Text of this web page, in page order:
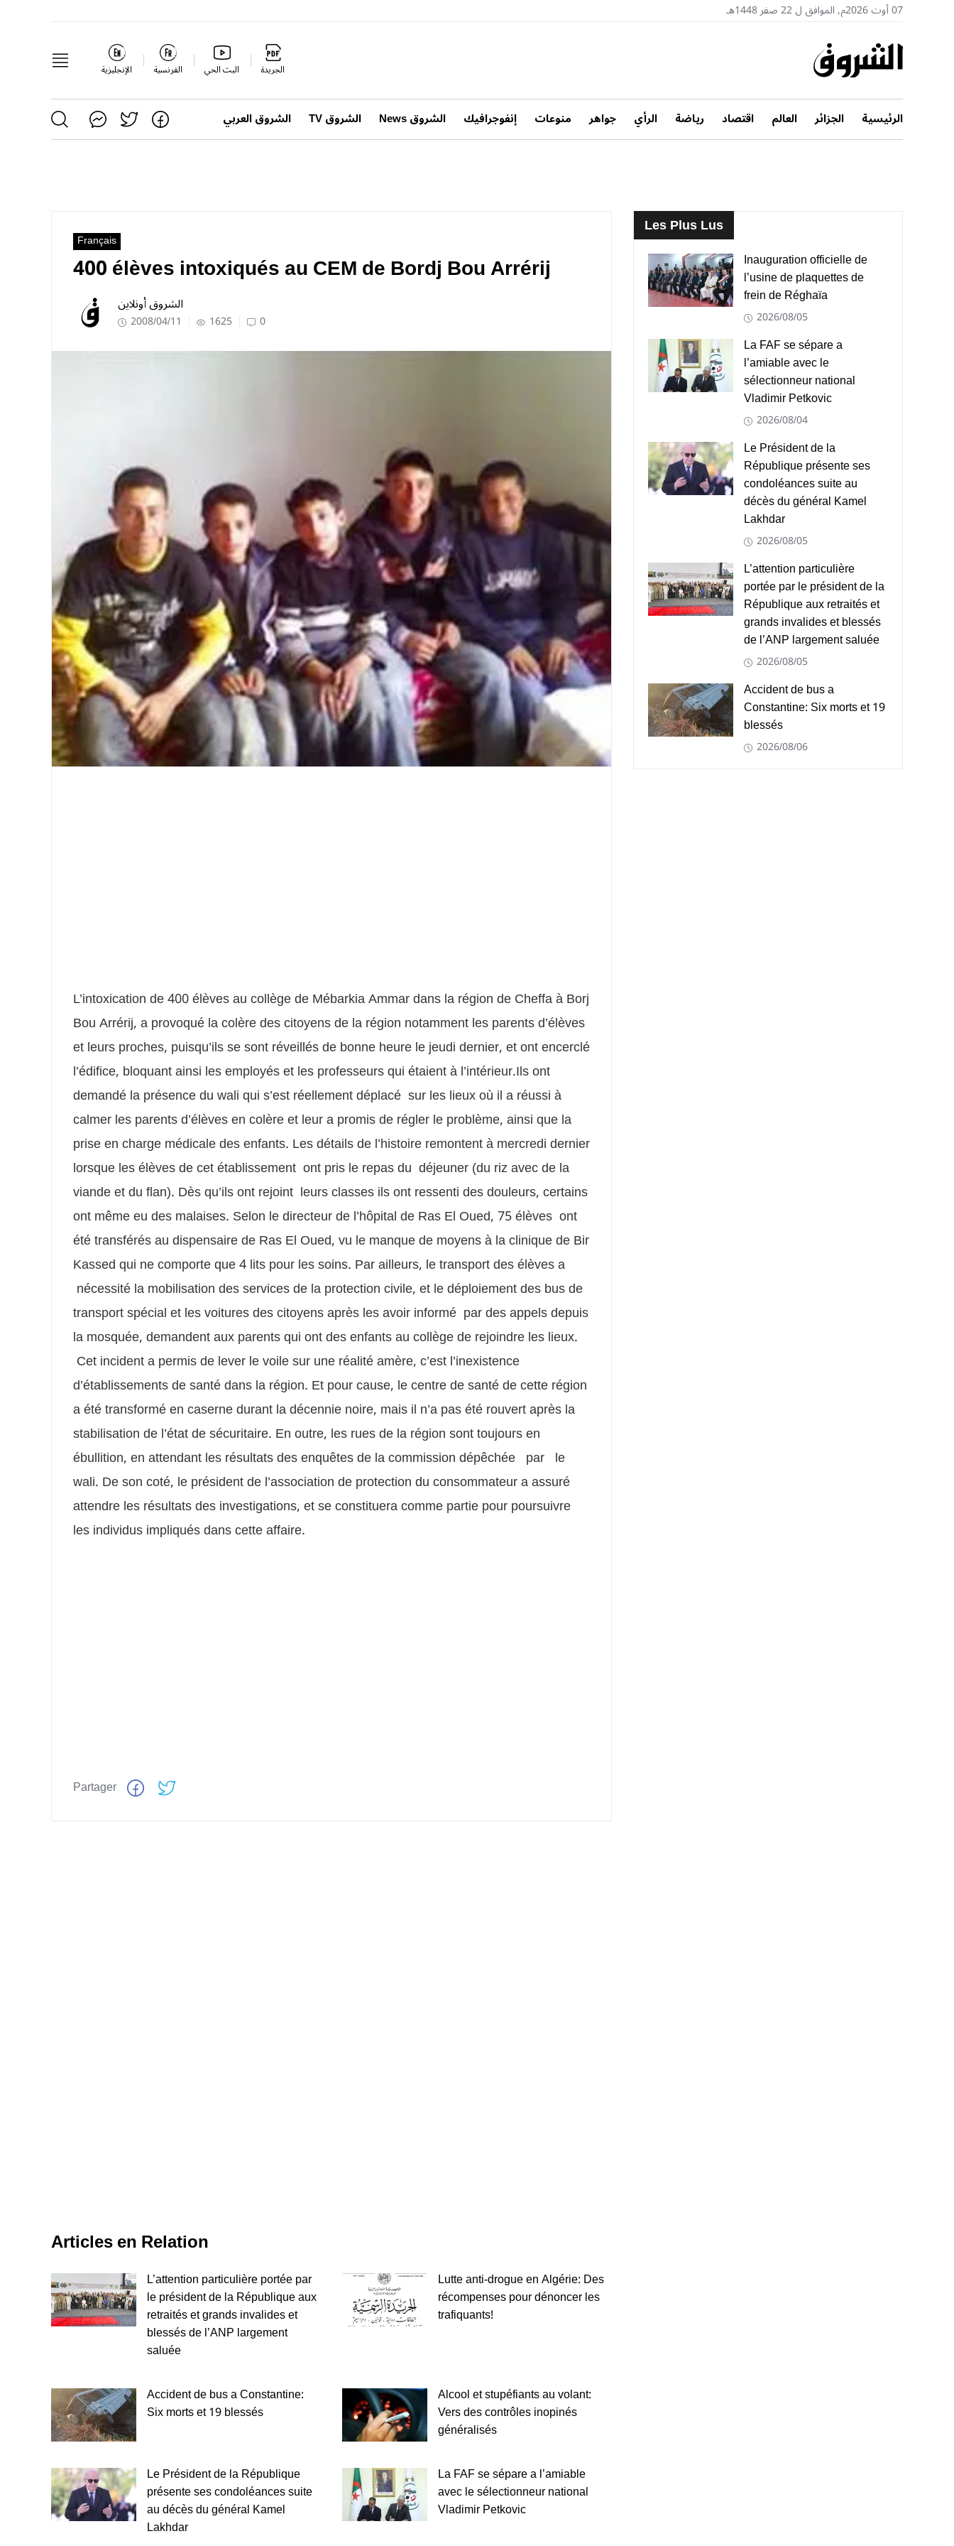
07 أوت 2026م, الموافق ل 22 صفر 1448هـ
الجريدة البث الحي الفرنسية الإنجليزية
الرئيسية الجزائر العالم اقتصاد رياضة الرأي جواهر منوعات إنفوجرافيك الشروق News الشروق TV الشروق العربي
Français
400 élèves intoxiqués au CEM de Bordj Bou Arrérij
الشروق أونلاين
2008/04/11 1625 0
L’intoxication de 400 élèves au collège de Mébarkia Ammar dans la région de Cheffa à Borj
Bou Arrérij, a provoqué la colère des citoyens de la région notamment les parents d’élèves
et leurs proches, puisqu’ils se sont réveillés de bonne heure le jeudi dernier, et ont encerclé
l’édifice, bloquant ainsi les employés et les professeurs qui étaient à l’intérieur.Ils ont
demandé la présence du wali qui s’est réellement déplacé sur les lieux où il a réussi à
calmer les parents d’élèves en colère et leur a promis de régler le problème, ainsi que la
prise en charge médicale des enfants. Les détails de l’histoire remontent à mercredi dernier
lorsque les élèves de cet établissement ont pris le repas du déjeuner (du riz avec de la
viande et du flan). Dès qu’ils ont rejoint leurs classes ils ont ressenti des douleurs, certains
ont même eu des malaises. Selon le directeur de l’hôpital de Ras El Oued, 75 élèves ont
été transférés au dispensaire de Ras El Oued, vu le manque de moyens à la clinique de Bir
Kassed qui ne comporte que 4 lits pour les soins. Par ailleurs, le transport des élèves a
nécessité la mobilisation des services de la protection civile, et le déploiement des bus de
transport spécial et les voitures des citoyens après les avoir informé par des appels depuis
la mosquée, demandent aux parents qui ont des enfants au collège de rejoindre les lieux.
Cet incident a permis de lever le voile sur une réalité amère, c’est l’inexistence
d’établissements de santé dans la région. Et pour cause, le centre de santé de cette région
a été transformé en caserne durant la décennie noire, mais il n’a pas été rouvert après la
stabilisation de l’état de sécuritaire. En outre, les rues de la région sont toujours en
ébullition, en attendant les résultats des enquêtes de la commission dépêchée par le
wali. De son coté, le président de l’association de protection du consommateur a assuré
attendre les résultats des investigations, et se constituera comme partie pour poursuivre
les individus impliqués dans cette affaire.
Partager
Articles en Relation
L’attention particulière portée par
le président de la République aux
retraités et grands invalides et
blessés de l’ANP largement
saluée
Lutte anti-drogue en Algérie: Des
récompenses pour dénoncer les
trafiquants!
Accident de bus a Constantine:
Six morts et 19 blessés
Alcool et stupéfiants au volant:
Vers des contrôles inopinés
généralisés
Le Président de la République
présente ses condoléances suite
au décès du général Kamel
Lakhdar
La FAF se sépare a l’amiable
avec le sélectionneur national
Vladimir Petkovic
Les Plus Lus
Inauguration officielle de
l’usine de plaquettes de
frein de Réghaïa
2026/08/05
La FAF se sépare a
l’amiable avec le
sélectionneur national
Vladimir Petkovic
2026/08/04
Le Président de la
République présente ses
condoléances suite au
décès du général Kamel
Lakhdar
2026/08/05
L’attention particulière
portée par le président de la
République aux retraités et
grands invalides et blessés
de l’ANP largement saluée
2026/08/05
Accident de bus a
Constantine: Six morts et 19
blessés
2026/08/06